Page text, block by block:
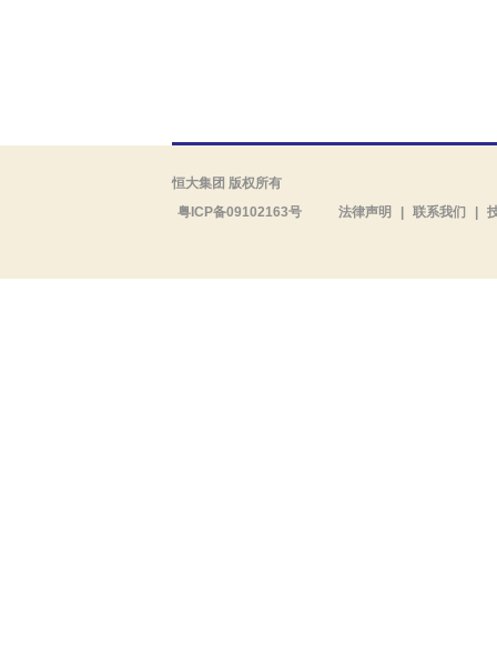
恒大集团 版权所有
粤ICP备09102163号
法律声明 联系我们